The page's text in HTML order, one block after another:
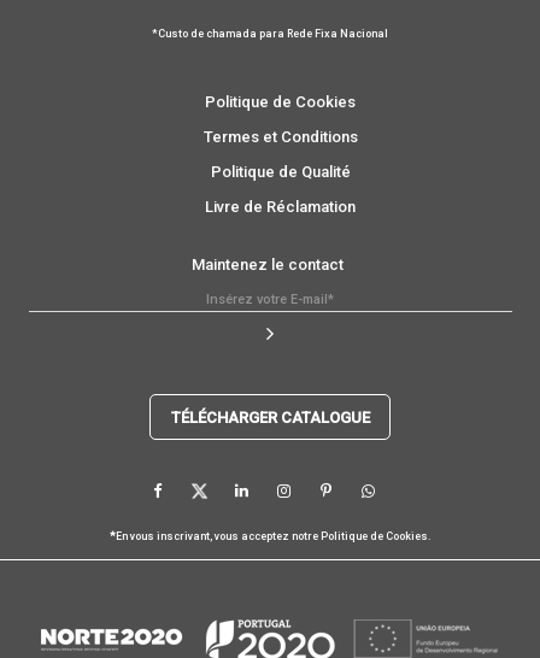
*Custo de chamada para Rede Fixa Nacional
Politique de Cookies
Termes et Conditions
Politique de Qualité
Livre de Réclamation
Maintenez le contact
TÉLÉCHARGER CATALOGUE
*En vous inscrivant, vous acceptez notre Politique de Cookies